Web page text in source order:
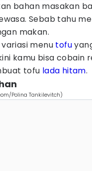
bahan masakan
Sebab tahu
makan.
menu tofu
kamu bisa cobain
tofu lada hitam.
Polina Tankilevitch)